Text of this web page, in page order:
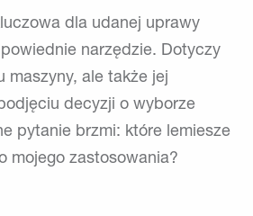
dla udanej uprawy
narzędzie. Dotyczy
maszyny, ale także jej
decyzji o wyborze
pytanie brzmi: które lemiesze
mojego zastosowania?